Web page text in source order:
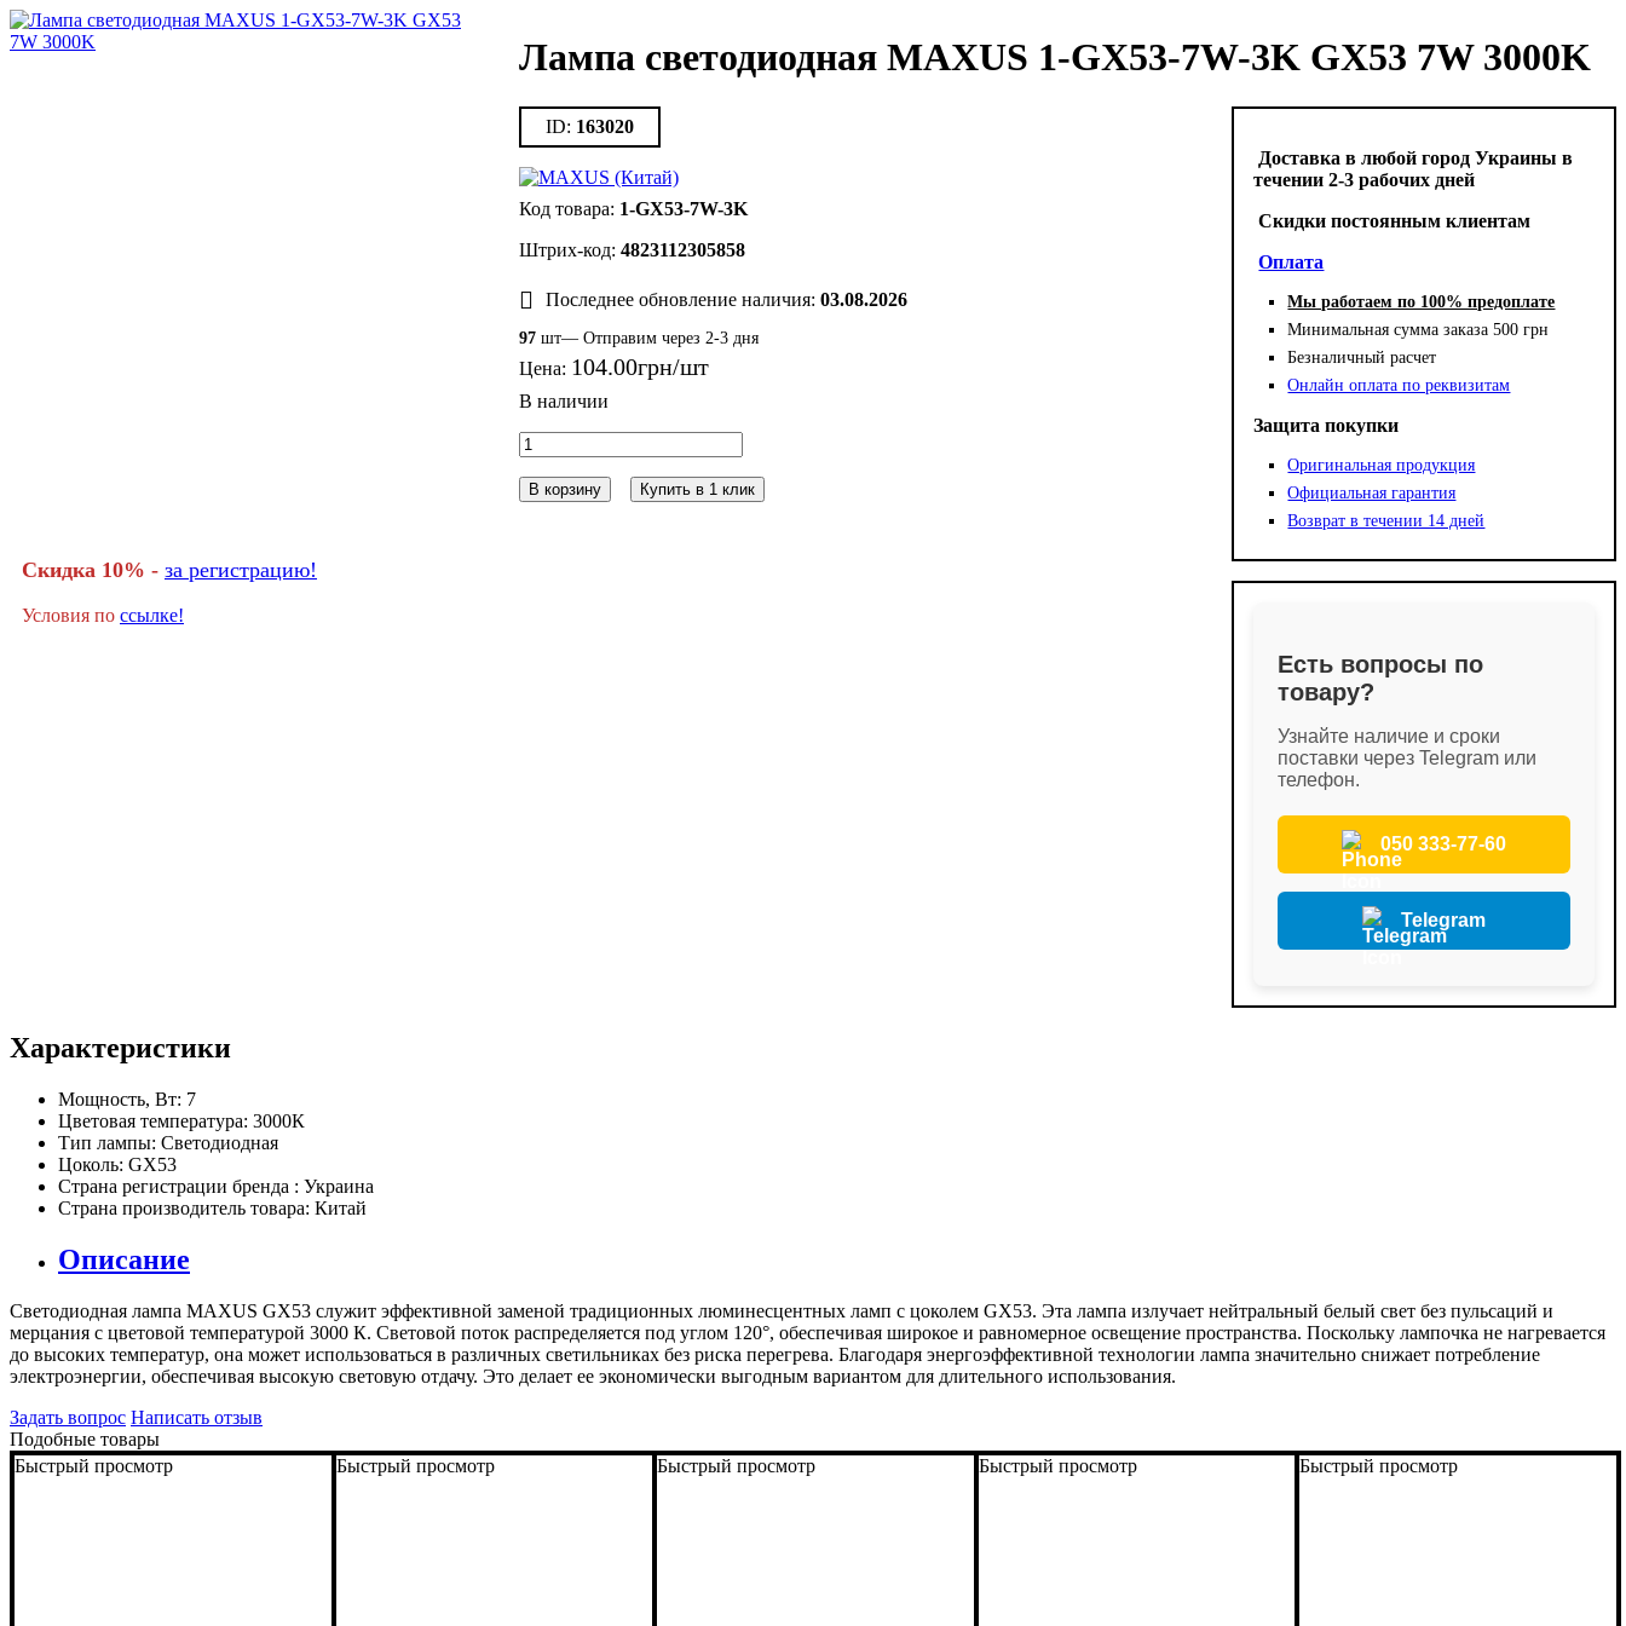
Скидка 10% - за регистрацию!
Условия по ссылке!
Лампа светодиодная MAXUS 1-GX53-7W-3K GX53 7W 3000K
163020
1-GX53-7W-3K
4823112305858
Последнее обновление наличия: 03.08.2026
97шт— Отправим через 2-3 дня
Цена: 104.00грн
В корзину Купить в 1 клик
Доставка в любой город Украины в
течении 2-3 рабочих дней
Cкидки постоянным клиентам
Оплата
Мы работаем по 100% предоплате
Минимальная сумма заказа 500 грн
Безналичный расчет
Онлайн оплата по реквизитам
Защита покупки
Оригинальная продукция
Официальная гарантия
Возврат в течении 14 дней
Есть вопросы по
товару?
Узнайте наличие и сроки
поставки через Telegram или
телефон.
050 333-77-60
Telegram
Характеристики
Мощность, Вт: 7
Цветовая температура: 3000К
Тип лампы: Светодиодная
Цоколь: GX53
Страна регистрации бренда : Украина
Страна производитель товара: Китай
Описание
Светодиодная лампа MAXUS GX53 служит эффективной заменой традиционных люминесцентных ламп с цоколем GX53. Эта лампа излучает нейтральный белый свет без пульсаций и
мерцания с цветовой температурой 3000 К. Световой поток распределяется под углом 120°, обеспечивая широкое и равномерное освещение пространства. Поскольку лампочка не нагревается
до высоких температур, она может использоваться в различных светильниках без риска перегрева. Благодаря энергоэффективной технологии лампа значительно снижает потребление
электроэнергии, обеспечивая высокую световую отдачу. Это делает ее экономически выгодным вариантом для длительного использования.
Задать вопрос Написать отзыв
Подобные товары
Быстрый просмотр
Быстрый просмотр Быстрый просмотр Быстрый просмотр Быстрый просмотр